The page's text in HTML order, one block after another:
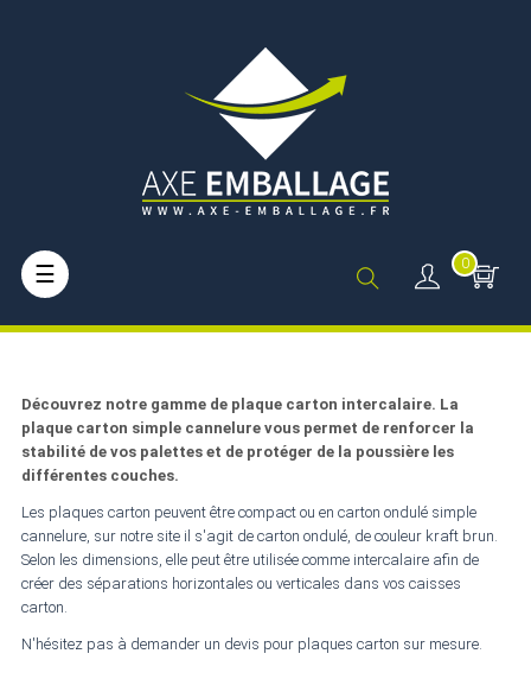
Basculer
la
navigation
☰ 0
Découvrez notre gamme de plaque carton intercalaire. La
plaque carton simple cannelure vous permet de renforcer la
stabilité de vos palettes et de protéger de la poussière les
différentes couches.
Les plaques carton peuvent être compact ou en carton ondulé simple
cannelure, sur notre site il s'agit de carton ondulé, de couleur kraft brun.
Selon les dimensions, elle peut être utilisée comme intercalaire afin de
créer des séparations horizontales ou verticales dans vos caisses
carton.
N'hésitez pas à demander un devis pour plaques carton sur mesure.